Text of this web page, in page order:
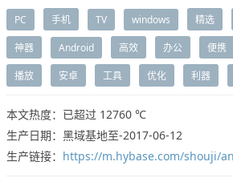
PC 手机 TV windows 精选
神器 Android 高效 办公 便携
播放 安卓 工具 优化 利器
本文热度：已超过 12760 ℃
生产日期：黑域基地至-2017-06-12
生产链接： https://m.hybase.com/shouji/